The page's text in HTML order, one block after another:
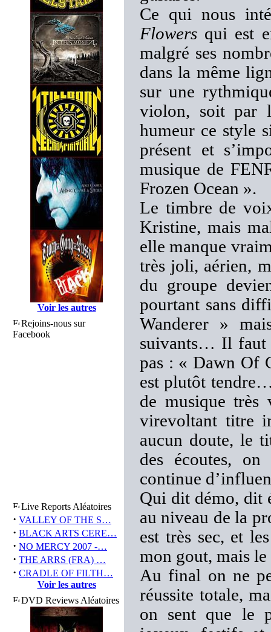
Voir les autres
Rejoins-nous sur
Facebook
Live Reports Aléatoires
· VALLEY OF THE S…
· BLACK ARTS CERE…
· NO MERCY 2007 -…
· THE ARRS (FRA) …
· CRADLE OF FILTH…
Voir les autres
DVD Reviews Aléatoires
Ce qui nous
Flowers qui est
malgré ses
dans la même
sur une
violon, soit par
humeur ce style
présent et
musique de
Frozen Ocean ».
Le timbre de
Kristine, mais
elle manque
très joli, aérien,
du groupe
pourtant sans
Wanderer »
suivants… Il faut
pas : « Dawn Of
est plutôt
de musique
virevoltant titre
aucun doute, le
des écoutes,
continue
Qui dit démo, dit
au niveau de la
est très sec, et
mon gout, mais le
Au final on ne
réussite totale,
on sent que le